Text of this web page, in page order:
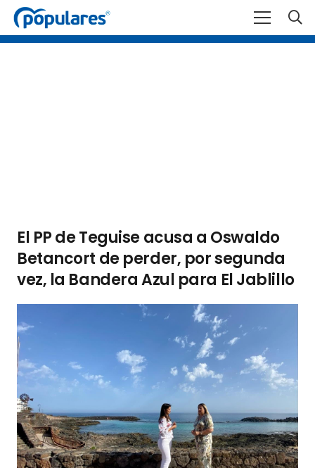
El PP de Teguise acusa a Oswaldo
Betancort de perder, por segunda
vez, la Bandera Azul para El Jablillo